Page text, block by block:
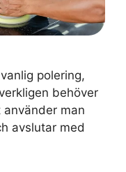
polering,
behöver
man
avslutar med